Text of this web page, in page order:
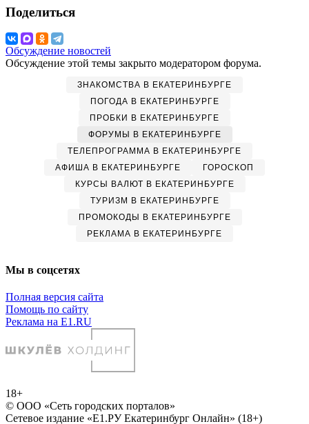
Поделиться
Обсуждение новостей
Обсуждение этой темы закрыто модератором форума.
ЗНАКОМСТВА В ЕКАТЕРИНБУРГЕ
ПОГОДА В ЕКАТЕРИНБУРГЕ
ПРОБКИ В ЕКАТЕРИНБУРГЕ
ФОРУМЫ В ЕКАТЕРИНБУРГЕ
ТЕЛЕПРОГРАММА В ЕКАТЕРИНБУРГЕ
АФИША В ЕКАТЕРИНБУРГЕ
ГОРОСКОП
КУРСЫ ВАЛЮТ В ЕКАТЕРИНБУРГЕ
ТУРИЗМ В ЕКАТЕРИНБУРГЕ
ПРОМОКОДЫ В ЕКАТЕРИНБУРГЕ
РЕКЛАМА В ЕКАТЕРИНБУРГЕ
Мы в соцсетях
Полная версия сайта
Помощь по сайту
Реклама на E1.RU
18+
© ООО «Сеть городских порталов»
Сетевое издание «Е1.РУ Екатеринбург Онлайн» (18+)